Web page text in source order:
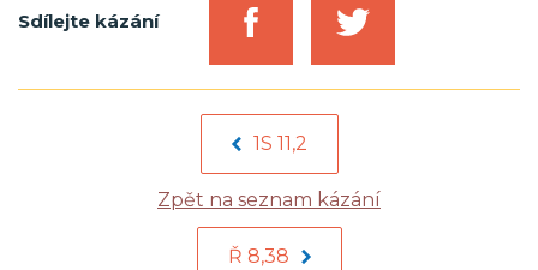
Sdílejte kázání
1S 11,2
Zpět na seznam kázání
Ř 8,38